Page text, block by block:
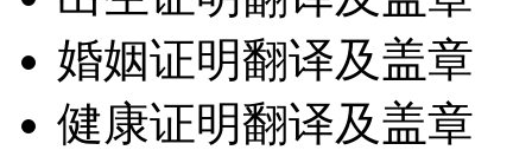
婚姻证明翻译及盖章
健康证明翻译及盖章